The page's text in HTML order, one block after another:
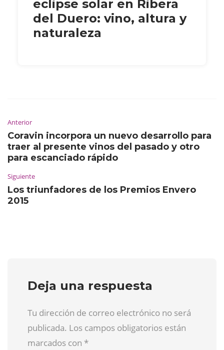
eclipse solar en Ribera
del Duero: vino, altura y
naturaleza
Anterior
Coravin incorpora un nuevo desarrollo para
traer al presente vinos del pasado y otro
para escanciado rápido
Siguiente
Los triunfadores de los Premios Envero
2015
Deja una respuesta
Tu dirección de correo electrónico no será
publicada. Los campos obligatorios están
marcados con *